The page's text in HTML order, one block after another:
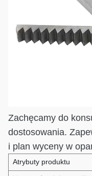
Zachęcamy do
dostosowania.
i plan wyceny w
Atrybuty produktu